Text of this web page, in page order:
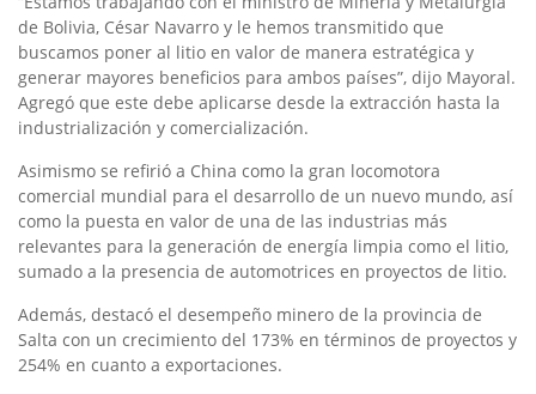
de Bolivia, César Navarro y le hemos transmitido que
buscamos poner al litio en valor de manera estratégica y
generar mayores beneficios para ambos países”, dijo Mayoral.
Agregó que este debe aplicarse desde la extracción hasta la
industrialización y comercialización.
Asimismo se refirió a China como la gran locomotora
comercial mundial para el desarrollo de un nuevo mundo, así
como la puesta en valor de una de las industrias más
relevantes para la generación de energía limpia como el litio,
sumado a la presencia de automotrices en proyectos de litio.
Además, destacó el desempeño minero de la provincia de
Salta con un crecimiento del 173% en términos de proyectos y
254% en cuanto a exportaciones.